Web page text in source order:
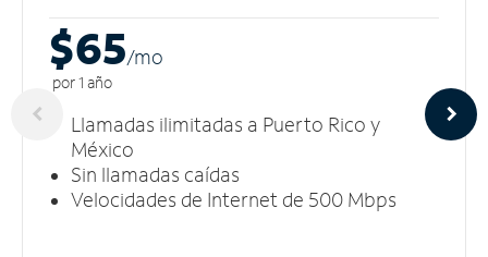
$65/mo
por 1 año
Llamadas ilimitadas a Puerto Rico y
México
Sin llamadas caídas
Velocidades de Internet de 500 Mbps